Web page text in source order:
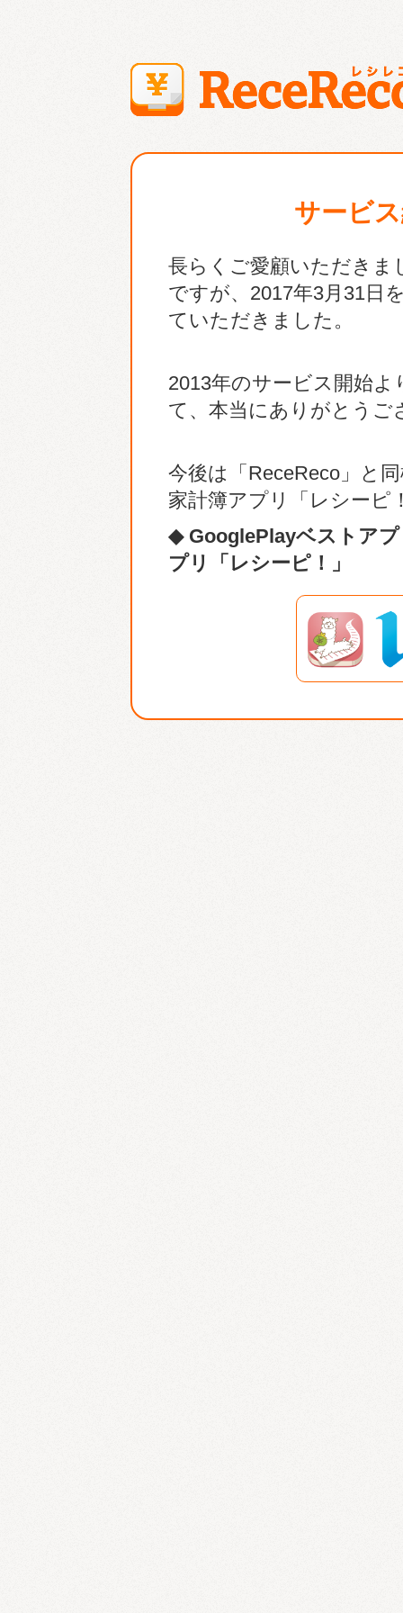
サービ
長らくご愛顧いただきま
ですが、2017年3月31日
ていただきました。
2013年のサービス開始
て、本当にありがとうご
今後は「ReceReco」と
家計簿アプリ「レシーピ
◆ GooglePlayベストアプ
プリ「レシーピ！」